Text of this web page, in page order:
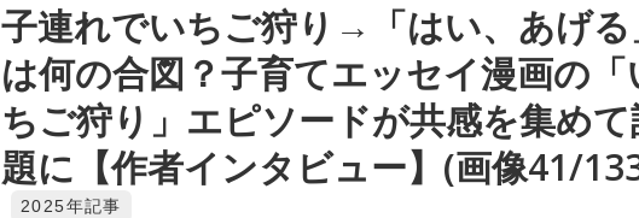
子連れでいちご狩り→「はい、あげる
は何の合図？子育てエッセイ漫画の「
ちご狩り」エピソードが共感を集め
題に【作者インタビュー】(画像41/
2025年記事